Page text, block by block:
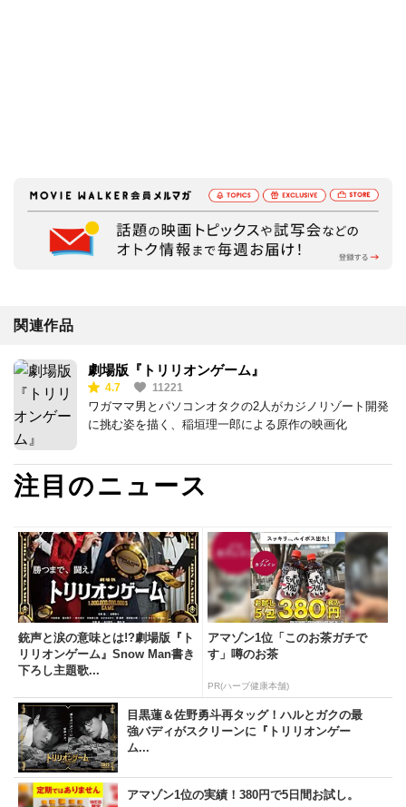
関連作品
劇場版『トリリオンゲーム』
4.7 11221
ワガママ男とパソコンオタクの2人がカジノリゾート開発
に挑む姿を描く、稲垣理一郎による原作の映画化
注目のニュース
銃声と涙の意味とは!?劇場版『ト
リリオンゲーム』Snow Man書き
下ろし主題歌...
アマゾン1位「このお茶ガチで
す」噂のお茶
PR(ハーブ健康本舗)
目黒蓮＆佐野勇斗再タッグ！ハルとガクの最
強バディがスクリーンに『トリリオンゲー
ム...
アマゾン1位の実績！380円で5日間お試し。